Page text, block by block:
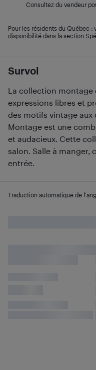
Survol
La collection montage
expressions libres et
des motifs vintage aux
Montage est une
et audacieux. Cette
salon. Salle à manger,
entrée.
Traduction automatique de
Consultez du vendeur
Pour les résidents du Québec :
disponibilité dans la section